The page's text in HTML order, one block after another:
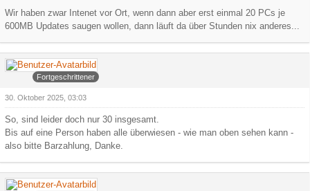
Wir haben zwar Intenet vor Ort, wenn dann aber erst einmal 20 PCs je
600MB Updates saugen wollen, dann läuft da über Stunden nix anderes...
Arowa
Fortgeschrittener
30. Oktober 2025, 03:03
So, sind leider doch nur 30 insgesamt.
Bis auf eine Person haben alle überwiesen - wie man oben sehen kann -
also bitte Barzahlung, Danke.
Arowa